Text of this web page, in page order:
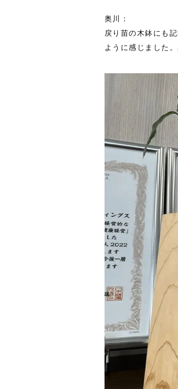
奥川：
戻り苗の木鉢にも
ように感じました